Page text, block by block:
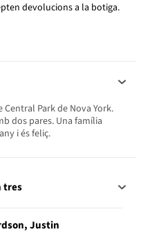
devolucions a la botiga.
Park de Nova York.
dos pares. Una família
i és feliç.
tres
Justin